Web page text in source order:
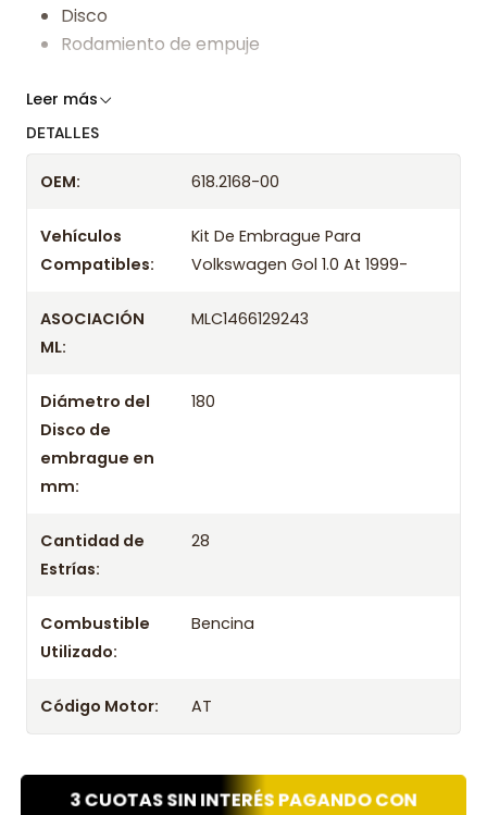
Disco
Rodamiento de empuje
Somos especialistas en embragues desde 2019,
tienda previo correo de confirmación.
Leer más
DETALLES
OEM: 618.2168-00
Vehículos
Compatibles:
Kit De Embrague Para
Volkswagen Gol 1.0 At 1999-
ASOCIACIÓN
ML:
MLC1466129243
Diámetro del
Disco de
embrague en
mm:
180
Cantidad de
Estrías:
28
Combustible
Utilizado:
Bencina
Código Motor: AT
3 CUOTAS SIN INTERÉS PAGANDO CON